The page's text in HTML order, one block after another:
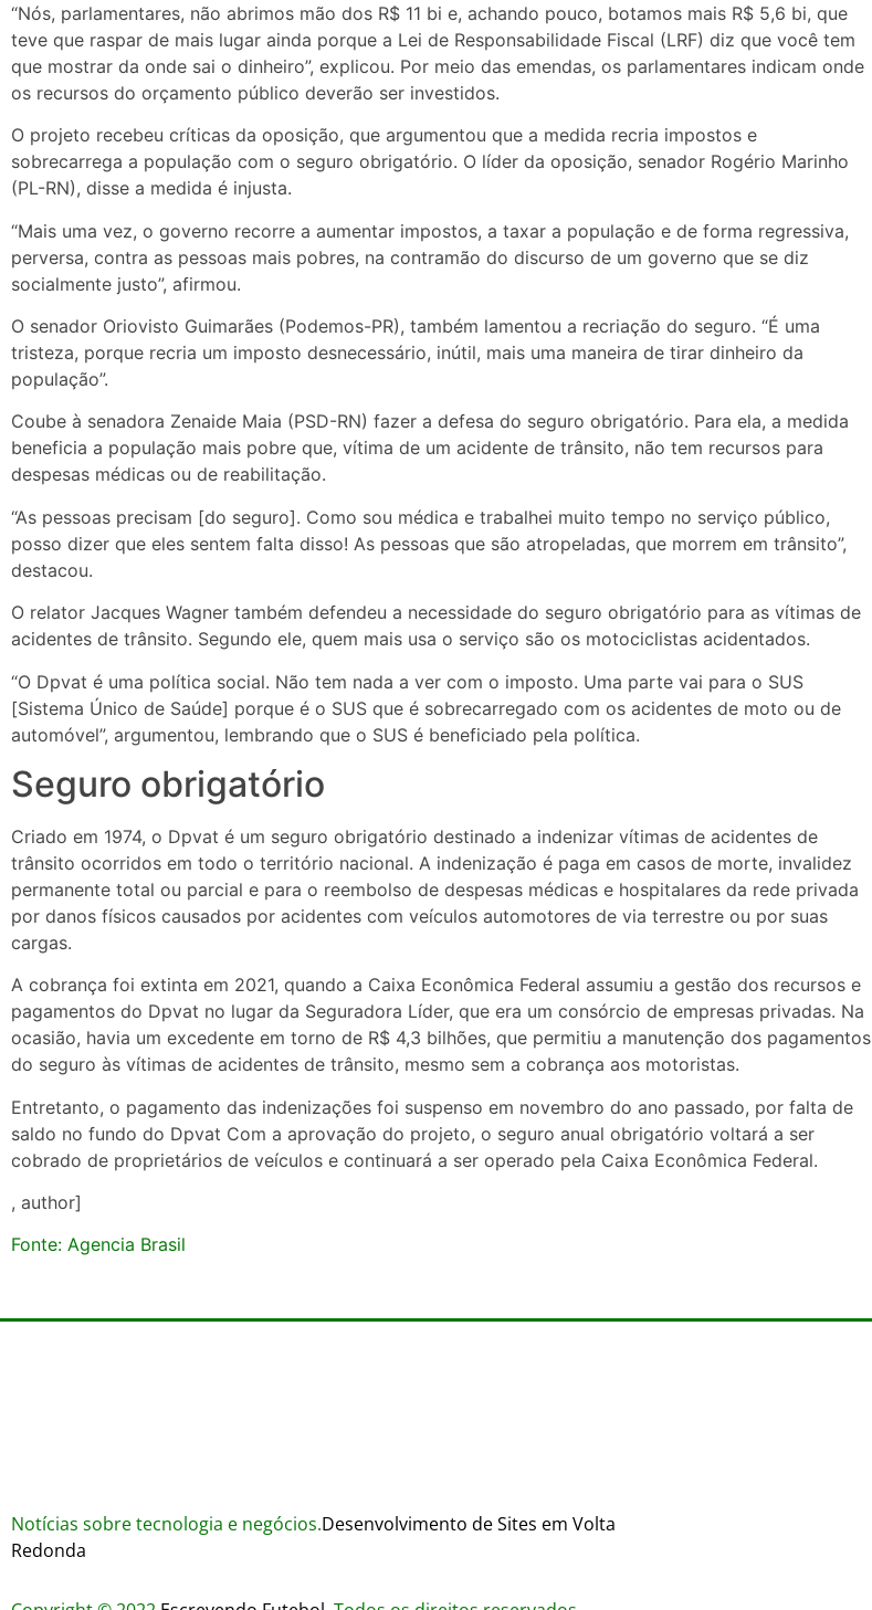
“Nós, parlamentares, não abrimos mão dos R$ 11 bi e, achando pouco, botamos mais R$ 5,6 bi, que
teve que raspar de mais lugar ainda porque a Lei de Responsabilidade Fiscal (LRF) diz que você tem
que mostrar da onde sai o dinheiro”, explicou. Por meio das emendas, os parlamentares indicam onde
os recursos do orçamento público deverão ser investidos.
O projeto recebeu críticas da oposição, que argumentou que a medida recria impostos e
sobrecarrega a população com o seguro obrigatório. O líder da oposição, senador Rogério Marinho
(PL-RN), disse a medida é injusta.
“Mais uma vez, o governo recorre a aumentar impostos, a taxar a população e de forma regressiva,
perversa, contra as pessoas mais pobres, na contramão do discurso de um governo que se diz
socialmente justo”, afirmou.
O senador Oriovisto Guimarães (Podemos-PR), também lamentou a recriação do seguro. “É uma
tristeza, porque recria um imposto desnecessário, inútil, mais uma maneira de tirar dinheiro da
população”.
Coube à senadora Zenaide Maia (PSD-RN) fazer a defesa do seguro obrigatório. Para ela, a medida
beneficia a população mais pobre que, vítima de um acidente de trânsito, não tem recursos para
despesas médicas ou de reabilitação.
“As pessoas precisam [do seguro]. Como sou médica e trabalhei muito tempo no serviço público,
posso dizer que eles sentem falta disso! As pessoas que são atropeladas, que morrem em trânsito”,
destacou.
O relator Jacques Wagner também defendeu a necessidade do seguro obrigatório para as vítimas de
acidentes de trânsito. Segundo ele, quem mais usa o serviço são os motociclistas acidentados.
“O Dpvat é uma política social. Não tem nada a ver com o imposto. Uma parte vai para o SUS
[Sistema Único de Saúde] porque é o SUS que é sobrecarregado com os acidentes de moto ou de
automóvel”, argumentou, lembrando que o SUS é beneficiado pela política.
Seguro obrigatório
Criado em 1974, o Dpvat é um seguro obrigatório destinado a indenizar vítimas de acidentes de
trânsito ocorridos em todo o território nacional. A indenização é paga em casos de morte, invalidez
permanente total ou parcial e para o reembolso de despesas médicas e hospitalares da rede privada
por danos físicos causados por acidentes com veículos automotores de via terrestre ou por suas
cargas.
A cobrança foi extinta em 2021, quando a Caixa Econômica Federal assumiu a gestão dos recursos e
pagamentos do Dpvat no lugar da Seguradora Líder, que era um consórcio de empresas privadas. Na
ocasião, havia um excedente em torno de R$ 4,3 bilhões, que permitiu a manutenção dos pagamentos
do seguro às vítimas de acidentes de trânsito, mesmo sem a cobrança aos motoristas.
Entretanto, o pagamento das indenizações foi suspenso em novembro do ano passado, por falta de
saldo no fundo do Dpvat Com a aprovação do projeto, o seguro anual obrigatório voltará a ser
cobrado de proprietários de veículos e continuará a ser operado pela Caixa Econômica Federal.
, author]
Fonte: Agencia Brasil
Notícias sobre tecnologia e negócios.Desenvolvimento de Sites em Volta
Redonda